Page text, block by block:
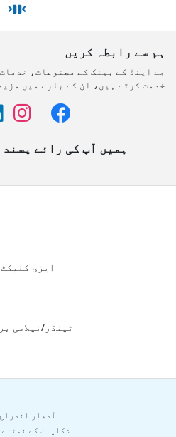
ہم سے رابطہ کریں
جے اینڈ کے بینک کے مصنوعات،
خدمت کرتے ہیں، ان کے بارے میں
ہمیں آپ کی رائے
ایزی
ٹینڈر/نیلامی
آدھار
شکایات کے نمٹنے